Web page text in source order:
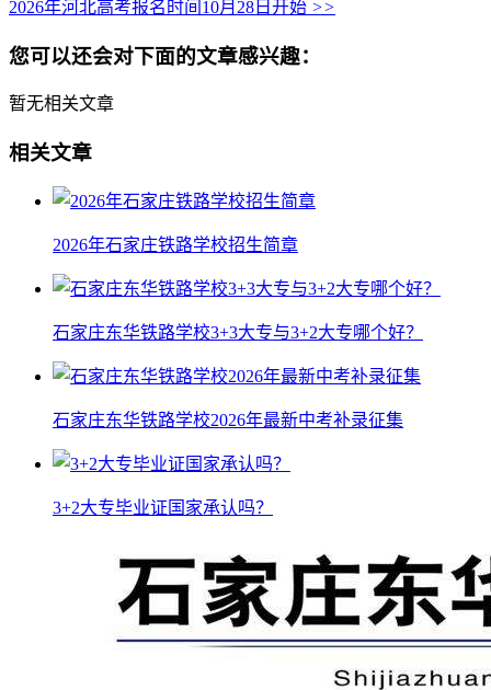
2026年河北高考报名时间10月28日开始 >>
您可以还会对下面的文章感兴趣：
暂无相关文章
相关文章
2026年石家庄铁路学校招生简章
石家庄东华铁路学校3+3大专与3+2大专哪个好？
石家庄东华铁路学校2026年最新中考补录征集
3+2大专毕业证国家承认吗？